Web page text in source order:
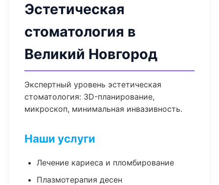
Эстетическая
стоматология в
Великий Новгород
Экспертный уровень эстетическая
стоматология: 3D-планирование,
микроскоп, минимальная инвазивность.
Наши услуги
Лечение кариеса и пломбирование
Плазмотерапия десен